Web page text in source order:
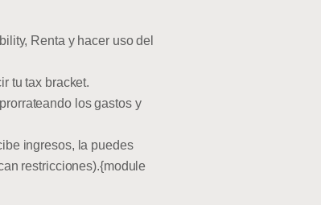
Renta y hacer uso del
tu tax bracket.
los gastos y
ingresos, la puedes
restricciones).{module